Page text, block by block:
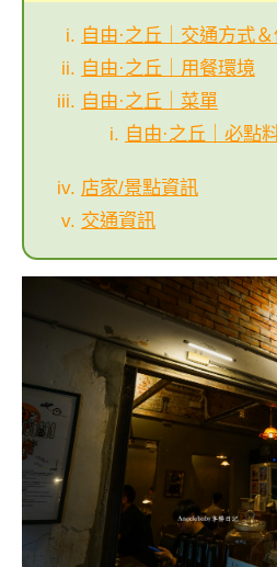
自由·之丘｜交通方式
自由·之丘｜用餐環境
自由·之丘｜菜單
自由·之丘｜必點
店家/景點資訊
交通資訊